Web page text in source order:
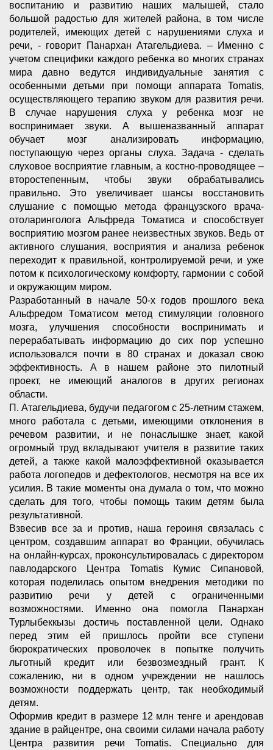
воспитанию и развитию наших малышей, стало
большой радостью для жителей района, в том числе
родителей, имеющих детей с нарушениями слуха и
речи, - говорит Панархан Атагельдиева. – Именно с
учетом специфики каждого ребенка во многих странах
мира давно ведутся индивидуальные занятия с
особенными детьми при помощи аппарата Tomatis,
осуществляющего терапию звуком для развития речи.
В случае нарушения слуха у ребенка мозг не
воспринимает звуки. А вышеназванный аппарат
обучает мозг анализировать информацию,
поступающую через органы слуха. Задача - сделать
слуховое восприятие главным, а костно-проводящее –
второстепенным, чтобы звуки обрабатывались
правильно. Это увеличивает шансы восстановить
слушание с помощью метода французского врача-
отоларинголога Альфреда Томатиса и способствует
восприятию мозгом ранее неизвестных звуков. Ведь от
активного слушания, восприятия и анализа ребенок
переходит к правильной, контролируемой речи, и уже
потом к психологическому комфорту, гармонии с собой
и окружающим миром.
Разработанный в начале 50-х годов прошлого века
Альфредом Томатисом метод стимуляции головного
мозга, улучшения способности воспринимать и
перерабатывать информацию до сих пор успешно
использовался почти в 80 странах и доказал свою
эффективность. А в нашем районе это пилотный
проект, не имеющий аналогов в других регионах
области.
П. Атагельдиева, будучи педагогом с 25-летним стажем,
много работала с детьми, имеющими отклонения в
речевом развитии, и не понаслышке знает, какой
огромный труд вкладывают учителя в развитие таких
детей, а также какой малоэффективной оказывается
работа логопедов и дефектологов, несмотря на все их
усилия. В такие моменты она думала о том, что можно
сделать для того, чтобы помощь таким детям была
результативной.
Взвесив все за и против, наша героиня связалась с
центром, создавшим аппарат во Франции, обучилась
на онлайн-курсах, проконсультировалась с директором
павлодарского Центра Tomatis Кумис Сипановой,
которая поделилась опытом внедрения методики по
развитию речи у детей с ограниченными
возможностями. Именно она помогла Панархан
Турлыбеккызы достичь поставленной цели. Однако
перед этим ей пришлось пройти все ступени
бюрократических проволочек в попытке получить
льготный кредит или безвозмездный грант. К
сожалению, ни в одном учреждении не нашлось
возможности поддержать центр, так необходимый
детям.
Оформив кредит в размере 12 млн тенге и арендовав
здание в райцентре, она своими силами начала работу
Центра развития речи Tomatis. Специально для